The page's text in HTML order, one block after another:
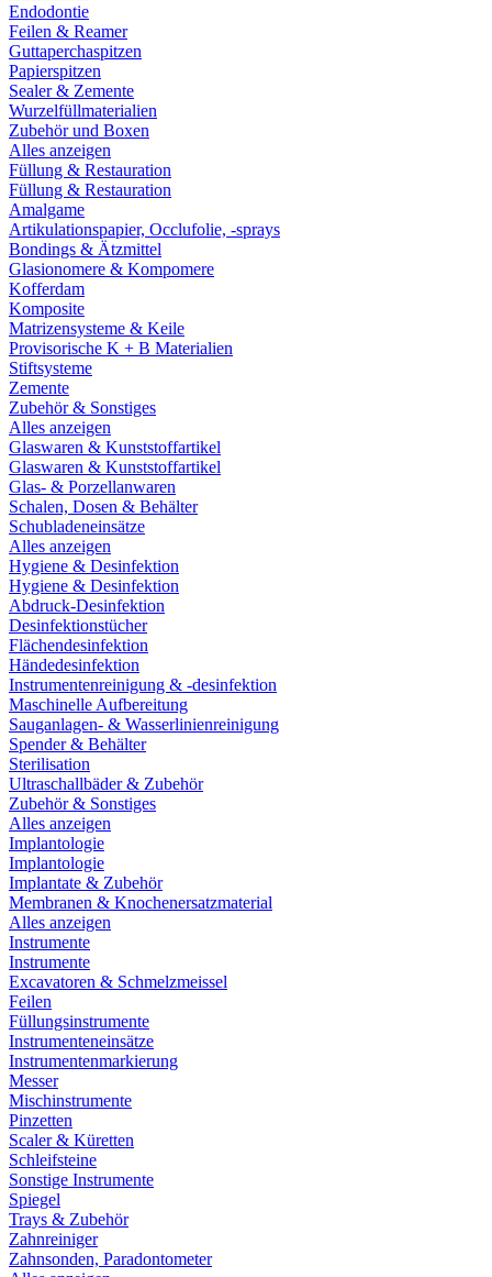
Endodontie
Feilen & Reamer
Guttaperchaspitzen
Papierspitzen
Sealer & Zemente
Wurzelfüllmaterialien
Zubehör und Boxen
Alles anzeigen
Füllung & Restauration
Füllung & Restauration
Amalgame
Artikulationspapier, Occlufolie, -sprays
Bondings & Ätzmittel
Glasionomere & Kompomere
Kofferdam
Komposite
Matrizensysteme & Keile
Provisorische K + B Materialien
Stiftsysteme
Zemente
Zubehör & Sonstiges
Alles anzeigen
Glaswaren & Kunststoffartikel
Glaswaren & Kunststoffartikel
Glas- & Porzellanwaren
Schalen, Dosen & Behälter
Schubladeneinsätze
Alles anzeigen
Hygiene & Desinfektion
Hygiene & Desinfektion
Abdruck-Desinfektion
Desinfektionstücher
Flächendesinfektion
Händedesinfektion
Instrumentenreinigung & -desinfektion
Maschinelle Aufbereitung
Sauganlagen- & Wasserlinienreinigung
Spender & Behälter
Sterilisation
Ultraschallbäder & Zubehör
Zubehör & Sonstiges
Alles anzeigen
Implantologie
Implantologie
Implantate & Zubehör
Membranen & Knochenersatzmaterial
Alles anzeigen
Instrumente
Instrumente
Excavatoren & Schmelzmeissel
Feilen
Füllungsinstrumente
Instrumenteneinsätze
Instrumentenmarkierung
Messer
Mischinstrumente
Pinzetten
Scaler & Küretten
Schleifsteine
Sonstige Instrumente
Spiegel
Trays & Zubehör
Zahnreiniger
Zahnsonden, Paradontometer